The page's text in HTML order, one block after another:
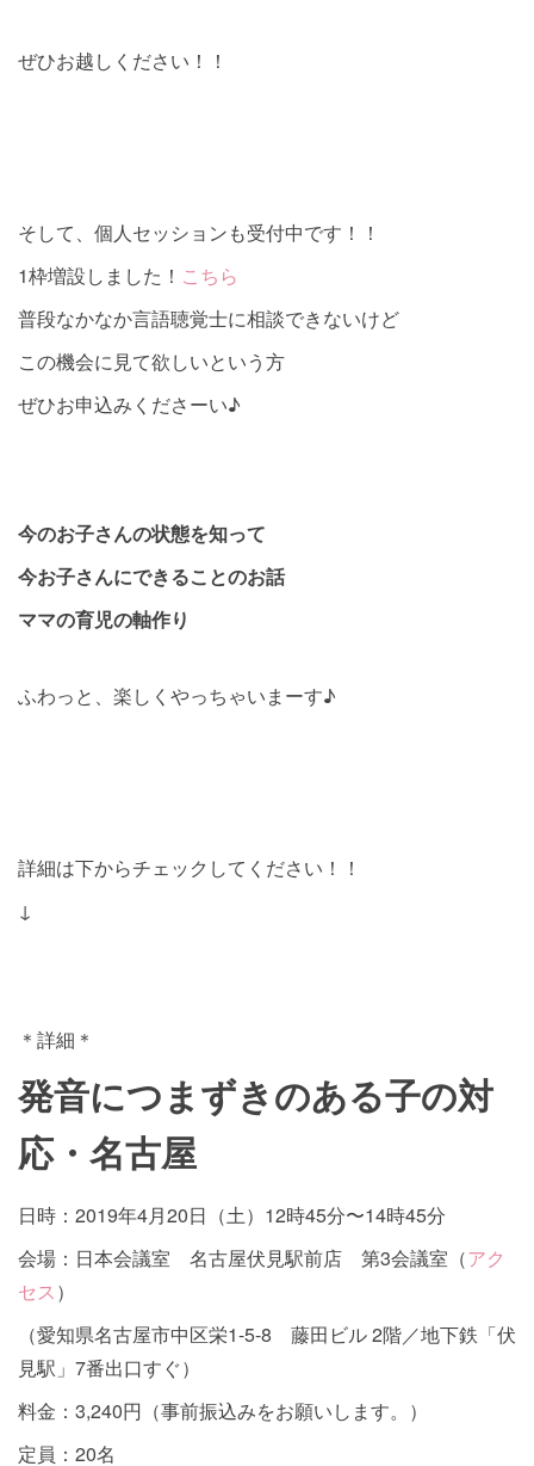
ぜひお越しください！！
そして、個人セッションも受付中です！！
1枠増設しました！ こちら
普段なかなか言語聴覚士に相談できないけど
この機会に見て欲しいという方
ぜひお申込みくださーい♪
今のお子さんの状態を知って
今お子さんにできることのお話
ママの育児の軸作り
ふわっと、楽しくやっちゃいまーす♪
詳細は下からチェックしてください！！
↓
＊詳細＊
発音につまずきのある子の対
応・名古屋
日時：2019年4月20日（土）12時45分〜14時45分
会場：日本会議室 名古屋伏見駅前店 第3会議室（アク
セス）
（愛知県名古屋市中区栄1-5-8 藤田ビル 2階／地下鉄「伏
見駅」7番出口すぐ）
料金：3,240円（事前振込みをお願いします。）
定員：20名